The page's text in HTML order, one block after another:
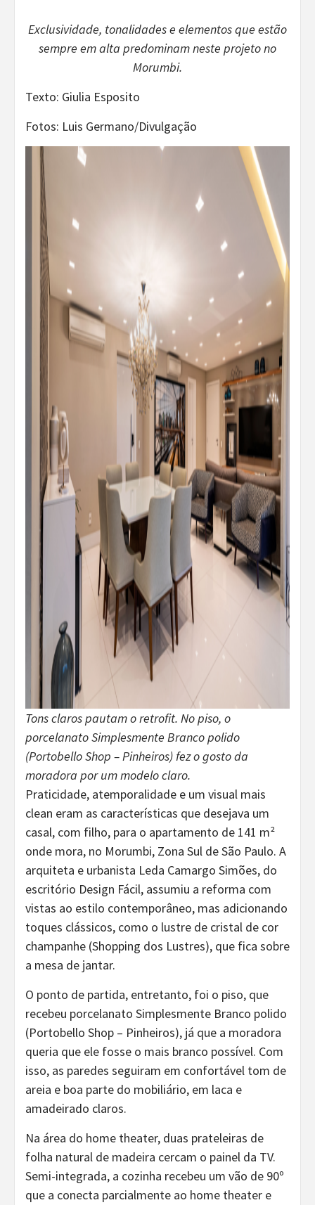
Exclusividade, tonalidades e elementos que estão
sempre em alta predominam neste projeto no
Morumbi.
Texto: Giulia Esposito
Fotos: Luis Germano/Divulgação
Tons claros pautam o retrofit. No piso, o
porcelanato Simplesmente Branco polido
(Portobello Shop – Pinheiros) fez o gosto da
moradora por um modelo claro.
Praticidade, atemporalidade e um visual mais
clean eram as características que desejava um
casal, com filho, para o apartamento de 141 m²
onde mora, no Morumbi, Zona Sul de São Paulo. A
arquiteta e urbanista Leda Camargo Simões, do
escritório Design Fácil, assumiu a reforma com
vistas ao estilo contemporâneo, mas adicionando
toques clássicos, como o lustre de cristal de cor
champanhe (Shopping dos Lustres), que fica sobre
a mesa de jantar.
O ponto de partida, entretanto, foi o piso, que
recebeu porcelanato Simplesmente Branco polido
(Portobello Shop – Pinheiros), já que a moradora
queria que ele fosse o mais branco possível. Com
isso, as paredes seguiram em confortável tom de
areia e boa parte do mobiliário, em laca e
amadeirado claros.
Na área do home theater, duas prateleiras de
folha natural de madeira cercam o painel da TV.
Semi-integrada, a cozinha recebeu um vão de 90º
que a conecta parcialmente ao home theater e